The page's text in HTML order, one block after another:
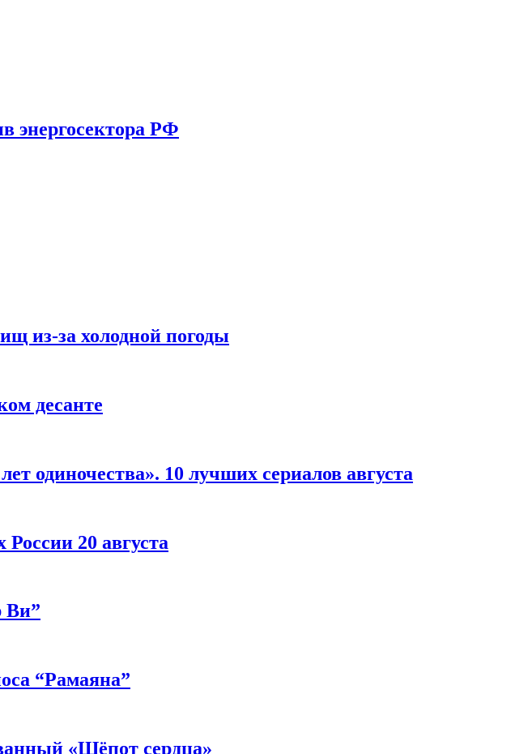
энергосектора РФ
из-за холодной погоды
десанте
одиночества». 10 лучших сериалов августа
20 августа
Ви”
“Рамаяна”
«Шёпот сердца»